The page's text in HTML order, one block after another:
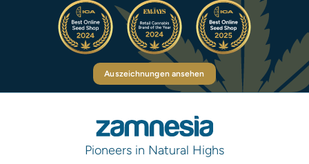
Auszeichnungen ansehen
Pioneers in Natural Highs